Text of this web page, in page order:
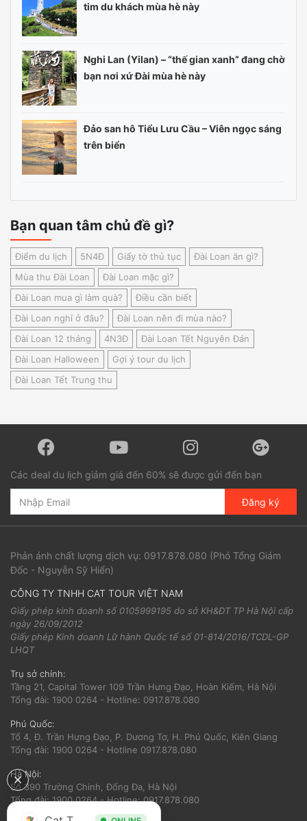
tim du khách mùa hè này
Nghi Lan (Yilan) – “thế gian xanh” đang chờ
bạn nơi xứ Đài mùa hè này
Đảo san hô Tiểu Lưu Cầu – Viên ngọc sáng
trên biển
Bạn quan tâm chủ đề gì?
Điểm du lịch 5N4Đ Giấy tờ thủ tục
Đài Loan ăn gì?
Mùa thu Đài Loan
Đài Loan mặc gì?
Đài Loan mua gì làm quà?
Điều cần biết
Đài Loan nghỉ ở đâu?
Đài Loan nên đi mùa nào?
Đài Loan 12 tháng
4N3Đ
Đài Loan Tết Nguyên Đán
Đài Loan Halloween
Gợi ý tour du lịch
Đài Loan Tết Trung thu
Các deal du lịch giảm giá đến 60% sẽ được gửi đến bạn
Đăng ký
Phản ánh chất lượng dịch vụ: 0917.878.080 (Phó Tổng Giám
Đốc - Nguyễn Sỹ Hiển)
CÔNG TY TNHH CAT TOUR VIỆT NAM
Giấy phép kinh doanh số 0105999195 do sở KH&ĐT TP Hà Nội cấp
ngày 26/09/2012
Giấy phép Kinh doanh Lữ hành Quốc tế số 01-814/2016/TCDL-GP
LHQT
Trụ sở chính:
Tầng 21, Capital Tower 109 Trần Hưng Đạo, Hoàn Kiếm, Hà Nội
Tổng đài: 1900 0264 - Hotline: 0917.878.080
Phú Quốc:
Tổ 4, Đ. Trần Hưng Đạo, P. Dương Tơ, H. Phú Quốc, Kiên Giang
Tổng đài: 1900 0264 - Hotline 0917.878.080
Hà Nội:
Số 390 Trường Chinh, Đống Đa, Hà Nội
Tổng đài: 1900 0264 - Hotline: 0917.878.080